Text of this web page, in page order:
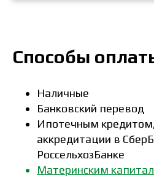
Способы
Наличные
Банковский перевод
Ипотечным
аккредитации в
РоссельхозБанке
Материнским